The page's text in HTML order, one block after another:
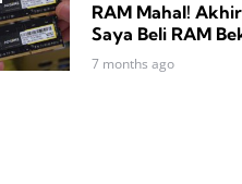
RAM Mahal!
Saya Beli RAM
7 months ago